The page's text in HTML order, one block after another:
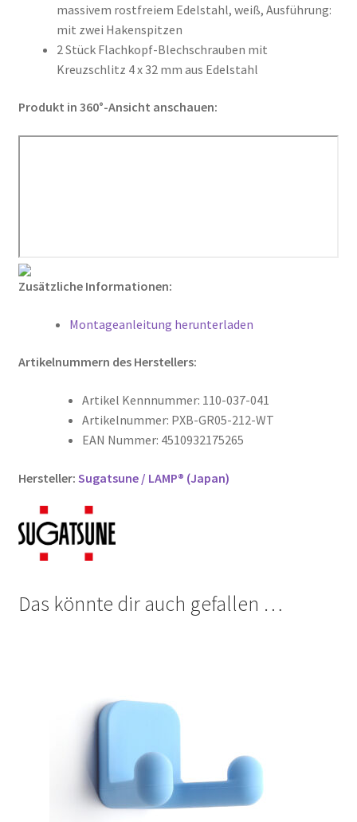
massivem rostfreiem Edelstahl, weiß, Ausführung:
mit zwei Hakenspitzen
2 Stück Flachkopf-Blechschrauben mit
Kreuzschlitz 4 x 32 mm aus Edelstahl
Produkt in 360°-Ansicht anschauen:
Zusätzliche Informationen:
Montageanleitung herunterladen
Artikelnummern des Herstellers:
Artikel Kennnummer: 110-037-041
Artikelnummer: PXB-GR05-212-WT
EAN Nummer: 4510932175265
Hersteller: Sugatsune / LAMP® (Japan)
Das könnte dir auch gefallen …